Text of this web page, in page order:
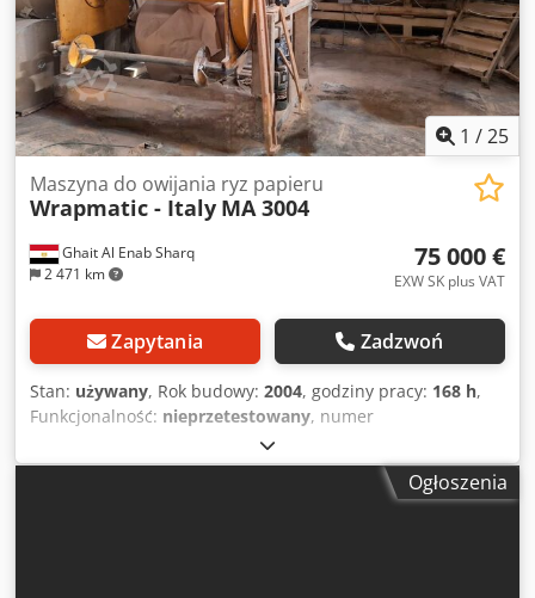
1 /25
Ghait Al Enab Sharq
2 471 km
Maszyna do owijania ryz papieru
Wrapmatic - Italy MA 3004
75 000 €
EXW SK plus VAT
Zapytania Zadzwoń
Stan: używany, Rok budowy: 2004, godziny pracy: 168 h,
Funkcjonalność: nieprzetestowany, numer
, szerokość robocza:
wysokość układania w stos:80 mm, wysokość produktu
, szerokość szafy sterowniczej: 400 mm,
Ogłoszenia